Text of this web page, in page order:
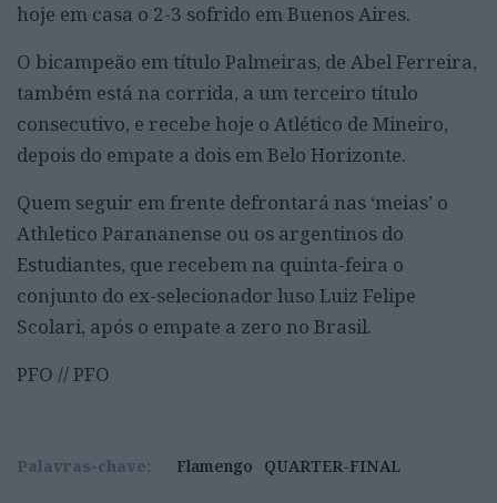
hoje em casa o 2-3 sofrido em Buenos Aires.
O bicampeão em título Palmeiras, de Abel Ferreira,
também está na corrida, a um terceiro título
consecutivo, e recebe hoje o Atlético de Mineiro,
depois do empate a dois em Belo Horizonte.
Quem seguir em frente defrontará nas ‘meias’ o
Athletico Parananense ou os argentinos do
Estudiantes, que recebem na quinta-feira o
conjunto do ex-selecionador luso Luiz Felipe
Scolari, após o empate a zero no Brasil.
PFO // PFO
Palavras-chave: Flamengo QUARTER-FINAL